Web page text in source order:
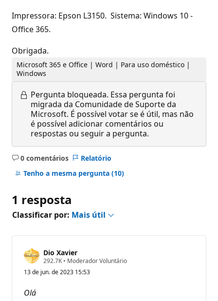
Impressora: Epson L3150. Sistema: Windows 10 -
Office 365.
Obrigada.
Microsoft 365 e Office | Word | Para uso doméstico |
Windows
Pergunta bloqueada. Essa pergunta foi
migrada da Comunidade de Suporte da
Microsoft. É possível votar se é útil, mas não
é possível adicionar comentários ou
respostas ou seguir a pergunta.
0 comentários
Sem
comentários
Relatório
Tenho a mesma pergunta (10)
1 resposta
Classificar por: Mais útil
Dio Xavier
292.7K P
n
• Moderador Voluntário
13 de jun. de 2023 15:53
Olá